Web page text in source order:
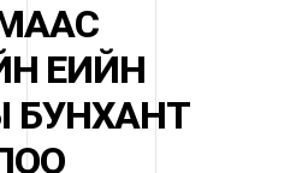
ҮЕИЙН
БУНХАНТ